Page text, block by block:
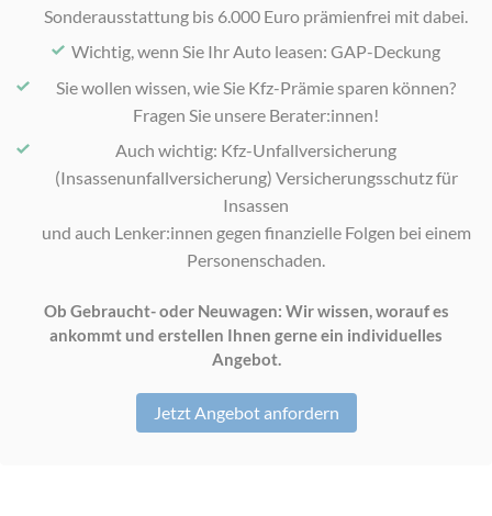
Sonderausstattung bis 6.000 Euro prämienfrei mit dabei.
Wichtig, wenn Sie Ihr Auto leasen: GAP-Deckung
Sie wollen wissen, wie Sie Kfz-Prämie sparen können?
Fragen Sie unsere Berater:innen!
Auch wichtig: Kfz-Unfallversicherung
(Insassenunfallversicherung) Versicherungsschutz für
Insassen
und auch Lenker:innen gegen finanzielle Folgen bei einem
Personenschaden.
Ob Gebraucht- oder Neuwagen: Wir wissen, worauf es
ankommt und erstellen Ihnen gerne ein individuelles
Angebot.
Jetzt Angebot anfordern